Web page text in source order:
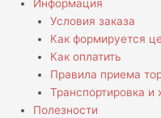
Информация
Условия заказа
Как формируется
Как оплатить
Правила приема
Транспортировка и
Полезности